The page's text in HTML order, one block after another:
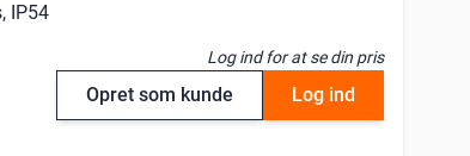
IP54
Log ind for at se din pris
Opret som kunde Log ind